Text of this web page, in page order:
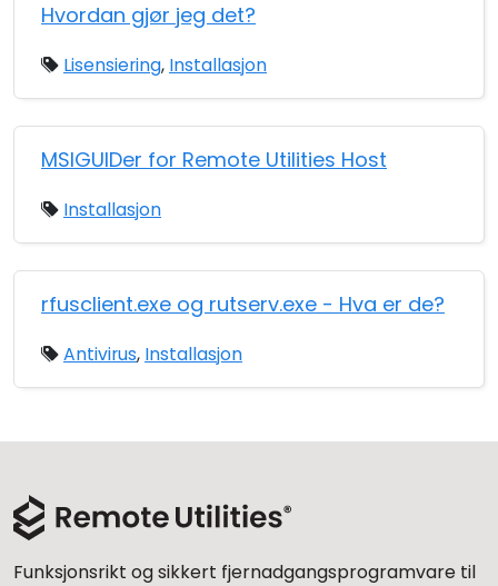
Hvordan gjør jeg det?
Lisensiering, Installasjon
MSIGUIDer for Remote Utilities Host
Installasjon
rfusclient.exe og rutserv.exe - Hva er de?
Antivirus, Installasjon
Funksjonsrikt og sikkert fjernadgangsprogramvare til